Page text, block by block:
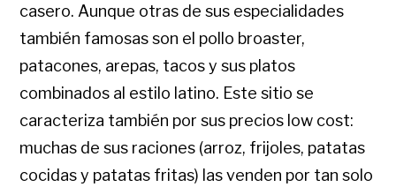
casero. Aunque otras de sus especialidades
también famosas son el pollo broaster,
patacones, arepas, tacos y sus platos
combinados al estilo latino. Este sitio se
caracteriza también por sus precios low cost:
muchas de sus raciones (arroz, frijoles, patatas
cocidas y patatas fritas) las venden por tan solo